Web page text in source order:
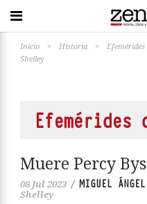
Inicio > Historia >
Shelley
Muere Percy
08 Jul 2023 / MIGUEL
Shelley